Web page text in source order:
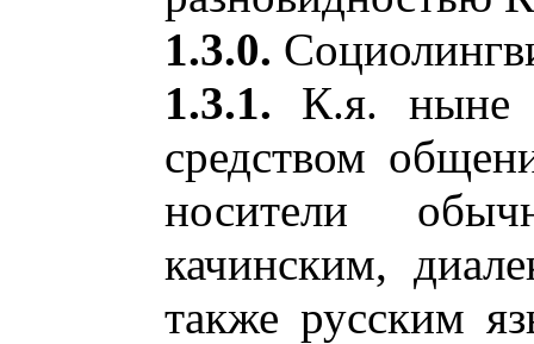
1.3.0.
1.3.1. К.я. ныне
средством
носители
качинским,
также русским